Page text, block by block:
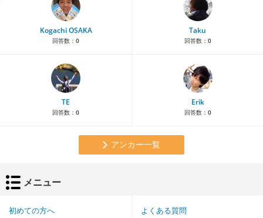
Kogachi OSAKA
回答数： 0
Taku
回答数： 0
TE
回答数： 0
Erik
回答数： 0
アンカー一覧
メニュー
初めての方へ よくある質問